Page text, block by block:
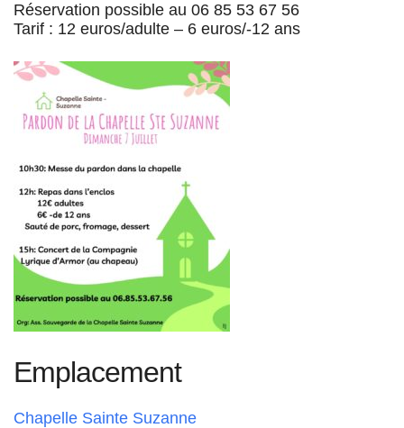
Réservation possible au 06 85 53 67 56
Tarif : 12 euros/adulte – 6 euros/-12 ans
Emplacement
Chapelle Sainte Suzanne